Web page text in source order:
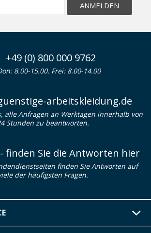
ANMELDEN
+49 (0) 800 000 9762
8.00-15.00. Frei: 8.00-14.00
arbeitskleidung.de
alle Anfragen an Werktagen innerhalb von
Stunden zu beantworten.
- finden Sie die Antworten hier
finden Sie Antworten auf
der häufigsten Fragen.